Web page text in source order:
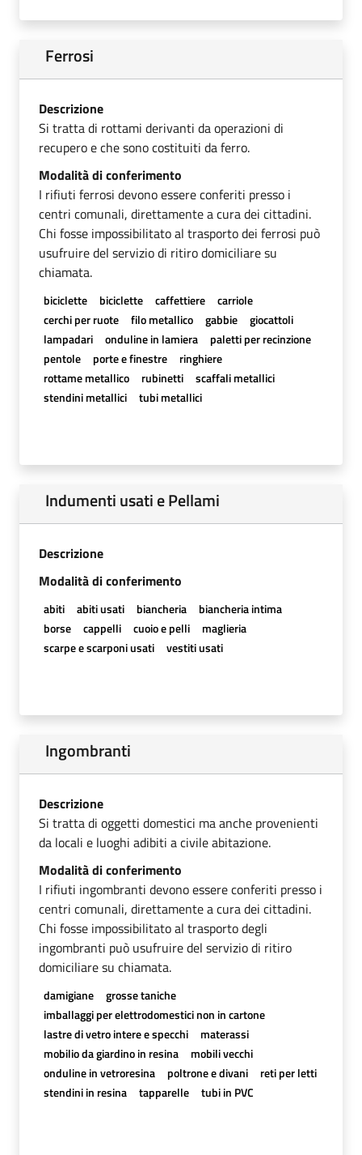
Ferrosi
Descrizione
Si tratta di rottami derivanti da operazioni di
recupero e che sono costituiti da ferro.
Modalità di conferimento
I rifiuti ferrosi devono essere conferiti presso i
centri comunali, direttamente a cura dei cittadini.
Chi fosse impossibilitato al trasporto dei ferrosi può
usufruire del servizio di ritiro domiciliare su
chiamata.
biciclette biciclette caffettiere
carriole
cerchi per ruote
filo metallico gabbie
giocattoli
lampadari
onduline in lamiera
paletti per recinzione
pentole
porte e finestre
ringhiere
rottame metallico
rubinetti
scaffali metallici
stendini metallici
tubi metallici
Indumenti usati e Pellami
Descrizione
Modalità di conferimento
abiti abiti usati biancheria
biancheria intima
borse
cappelli cuoio e pelli
maglieria
scarpe e scarponi usati
vestiti usati
Ingombranti
Descrizione
Si tratta di oggetti domestici ma anche provenienti
da locali e luoghi adibiti a civile abitazione.
Modalità di conferimento
I rifiuti ingombranti devono essere conferiti presso i
centri comunali, direttamente a cura dei cittadini.
Chi fosse impossibilitato al trasporto degli
ingombranti può usufruire del servizio di ritiro
domiciliare su chiamata.
damigiane
grosse taniche
imballaggi per elettrodomestici non in cartone
lastre di vetro intere e specchi
materassi
mobilio da giardino in resina
mobili vecchi
onduline in vetroresina
poltrone e divani
reti per letti
stendini in resina
tapparelle tubi in PVC